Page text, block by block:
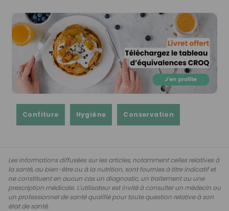
Confiture Hygiène Conservation
Les informations diffusées sur les articles, notamment celles relatives à
la santé, au bien-être ou à la nutrition, sont fournies à titre indicatif et
ne constituent en aucun cas un diagnostic, un traitement ou une
prescription médicale. L'utilisateur est invité à consulter un médecin ou
un professionnel de santé qualifié pour toute question relative à son
état de santé.